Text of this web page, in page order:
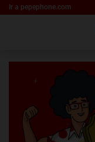
Ir a pepephone.com